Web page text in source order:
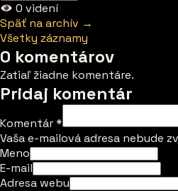
0 videní
Späť na archív →
Všetky záznamy
0 komentárov
Zatiaľ žiadne komentáre.
Pridaj komentár
Komentár*
Vaša e-mailová adresa nebude
Meno
E-mail
Adresa webu